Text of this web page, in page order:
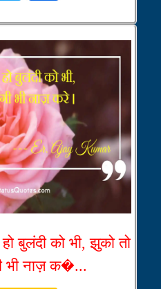
बुलंदी को भी, झुको तो
भी नाज़ क�...